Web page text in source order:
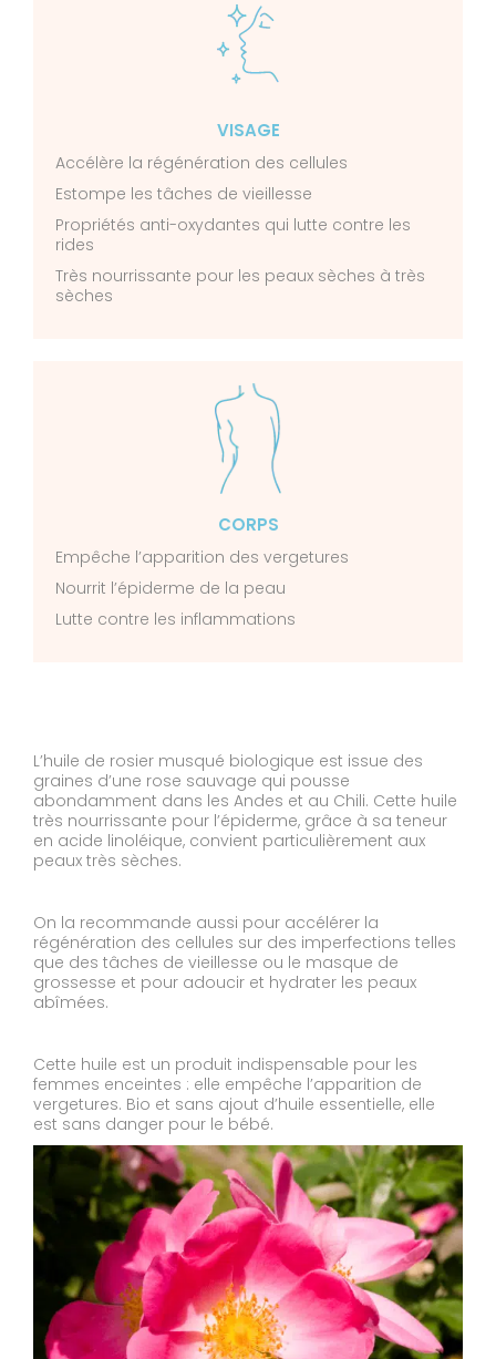
VISAGE
Accélère la régénération des cellules
Estompe les tâches de vieillesse
Propriétés anti-oxydantes qui lutte contre les
rides
Très nourrissante pour les peaux sèches à très
sèches
CORPS
Empêche l’apparition des vergetures
Nourrit l’épiderme de la peau
Lutte contre les inflammations
L’huile de rosier musqué biologique est issue des
graines d’une rose sauvage qui pousse
abondamment dans les Andes et au Chili. Cette huile
très nourrissante pour l’épiderme, grâce à sa teneur
en acide linoléique, convient particulièrement aux
peaux très sèches.
On la recommande aussi pour accélérer la
régénération des cellules sur des imperfections telles
que des tâches de vieillesse ou le masque de
grossesse et pour adoucir et hydrater les peaux
abîmées.
Cette huile est un produit indispensable pour les
femmes enceintes : elle empêche l’apparition de
vergetures. Bio et sans ajout d’huile essentielle, elle
est sans danger pour le bébé.